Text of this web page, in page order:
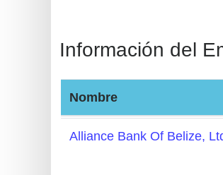
from
Banks
Credit
Card
Información del
Nombre
Alliance Bank Of Belize,